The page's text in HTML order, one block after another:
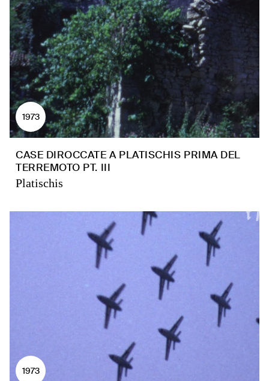
1973
CASE DIROCCATE A PLATISCHIS PRIMA DEL
TERREMOTO PT. III
Platischis
1973